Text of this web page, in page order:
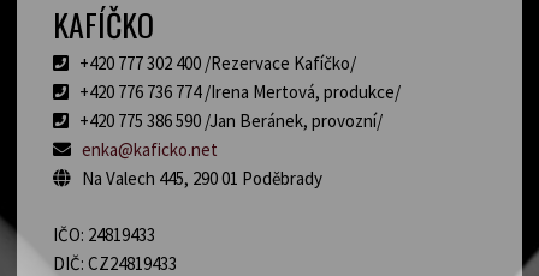
KAFÍČKO
+420 777 302 400 /Rezervace Kafíčko/
+420 776 736 774 /Irena Mertová, produkce/
+420 775 386 590 /Jan Beránek, provozní/
enka@kaficko.net
Na Valech 445, 290 01 Poděbrady
IČO: 24819433
DIČ: CZ24819433